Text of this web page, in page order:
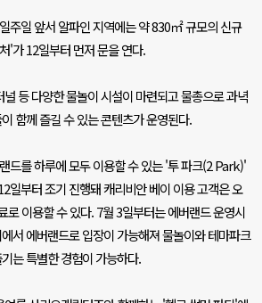
주일 앞서 알파인 지역에는 약830㎡ 규모의 신규
'가12일부터 먼저 문을 연다.
널 등 다양한 물놀이 시설이 마련되고 물총으로 과녁
함께 즐길 수 있는 콘텐츠가 운영된다.
드를 하루에 모두 이용할 수 있는'투 파크(2 Park)'
일부터 조기 진행돼 캐리비안 베이 이용 고객은 오
로 이용할 수 있다. 7월3일부터는 에버랜드 운영시
서 에버랜드로 입장이 가능해져 물놀이와 테마파크
는 특별한 경험이 가능하다.